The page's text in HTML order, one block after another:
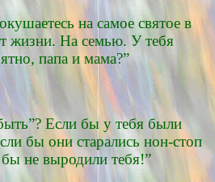
на самое святое в
жизни. На семью. У тебя
папа и мама?”
Если бы у тебя были
бы они старались нон-стоп
не выродили тебя!”